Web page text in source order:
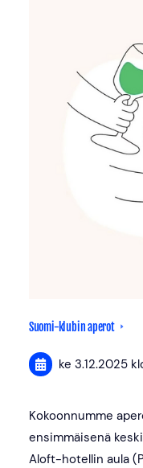
Suomi-klubin aperot
ke 3.12.2025
Kokoonnumme
ensimmäisenä
Aloft-hotellin aula